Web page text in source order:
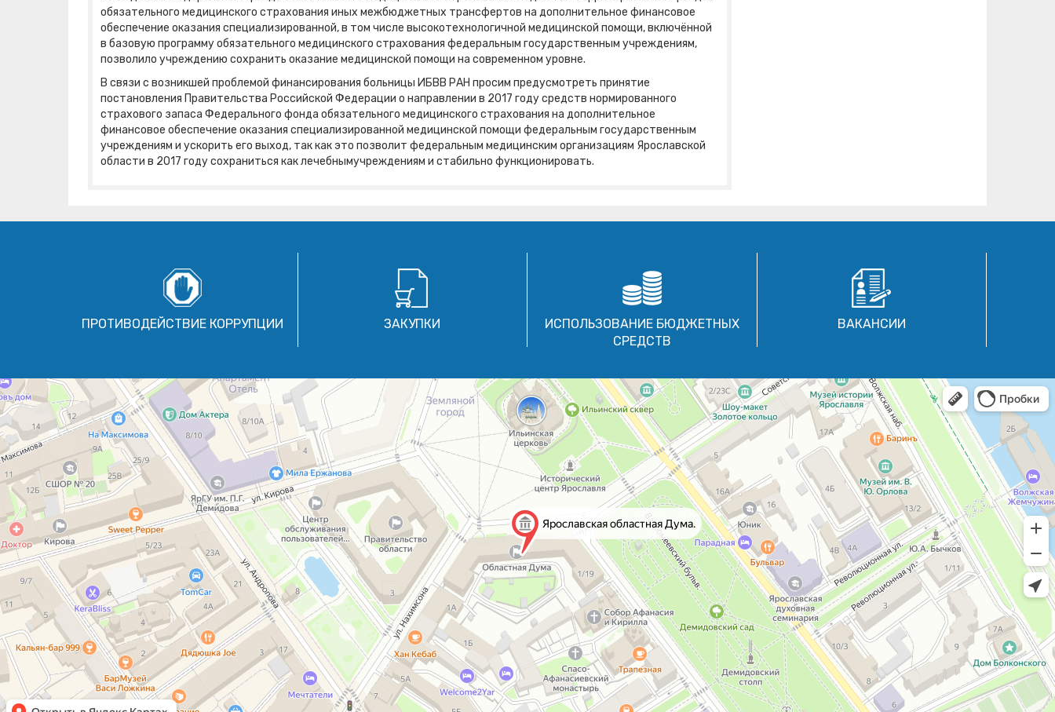
обязательного медицинского страхования иных межбюджетных трансфертов на дополнительное финансовое
обеспечение оказания специализированной, в том числе высокотехнологичной медицинской помощи, включённой
в базовую программу обязательного медицинского страхования федеральным государственным учреждениям,
позволило учреждению сохранить оказание медицинской помощи на современном уровне.
В связи с возникшей проблемой финансирования больницы ИБВВ РАН просим предусмотреть принятие
постановления Правительства Российской Федерации о направлении в 2017 году средств нормированного
страхового запаса Федерального фонда обязательного медицинского страхования на дополнительное
финансовое обеспечение оказания специализированной медицинской помощи федеральным государственным
учреждениям и ускорить его выход, так как это позволит федеральным медицинским организациям Ярославской
области в 2017 году сохраниться как лечебнымучреждениям и стабильно функционировать.
ПРОТИВОДЕЙСТВИЕ КОРРУПЦИИ ЗАКУПКИ
ИСПОЛЬЗОВАНИЕ БЮДЖЕТНЫХ
СРЕДСТВ
ВАКАНСИИ